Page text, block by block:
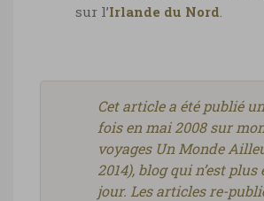
sur l’Irlande du Nord
Cet article a été publié
fois en mai 2008 sur
voyages Un Monde
2014), blog qui n’est plus
jour. Les articles re-